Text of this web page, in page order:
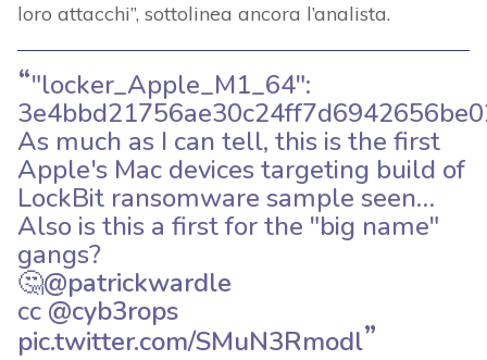
loro attacchi”, sottolinea ancora l’analista.
"locker_Apple_M1_64":
As much as I can tell, this is the first
Apple's Mac devices targeting build of
LockBit ransomware sample seen…
Also is this a first for the "big name"
gangs?
🤔@patrickwardle
cc @cyb3rops
pic.twitter.com/SMuN3Rmodl